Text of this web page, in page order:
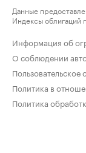
Данные
Индексы облигаций
Информация об
О соблюдении
Пользовательское
Политика в
Политика